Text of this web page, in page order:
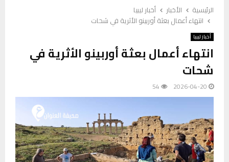
الرئيسية الأخبار
أخبار ليبيا
انتهاء أعمال بعثة أوربينو الأثرية في شحات
أخبار ليبيا
انتهاء أعمال بعثة أوربينو الأثرية في
شحات
2026-04-20
54